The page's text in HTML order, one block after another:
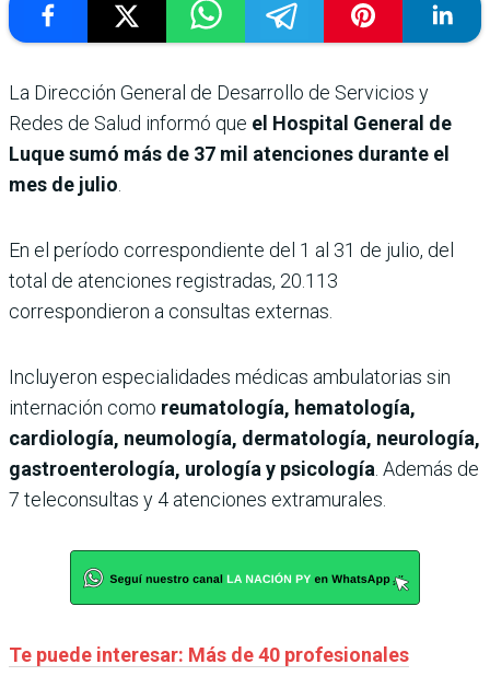
La Dirección General de Desarrollo de Servicios y
Redes de Salud informó que el Hospital General de
Luque sumó más de 37 mil atenciones durante el
mes de julio
En el período correspondiente del 1 al 31 de julio, del
total de atenciones registradas, 20.113
correspondieron a consultas externas.
Incluyeron especialidades médicas ambulatorias sin
internación como reumatología, hematología,
cardiología, neumología, dermatología, neurología,
gastroenterología, urología y psicología . Además de
7 teleconsultas y 4 atenciones extramurales.
Te puede interesar: Más de 40 profesionales